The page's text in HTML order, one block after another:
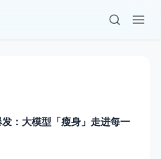
：大模型「瘦身」走进每一